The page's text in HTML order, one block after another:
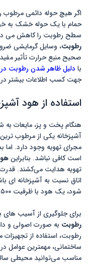
اگر هیچ حوله دائمی
حمام با یک حوله خشک به
سطح رطوبت را کاهش می
رطوبت، وسایل گرمایشی
صحیح منبع حرارت تأثیر
با دلیل ظاهر شدن رطوبت در
جهت کسب اطلاعات بیشتر در
استفاده از هود
هنگام پخت و پز، مایعات به
آشپزخانه یکی از مرطوب
مجرای تهویه وجود دارد. اما
است کافی نباشد. بنابراین
تهویه هدایت می‌کشند. قدرت
اتاق نسبت به آشپزخانه ای
شود، یک هود با ظرفیت ۵۰۰ متر مکعب در ساعت کافی است.
برای جلوگیری از آسیب های
رطوبت به صورت اصولی و
رطوبت، استفاده از
ساختمانی، مهمترین عوامل
مناسب می‌توانید محیطی